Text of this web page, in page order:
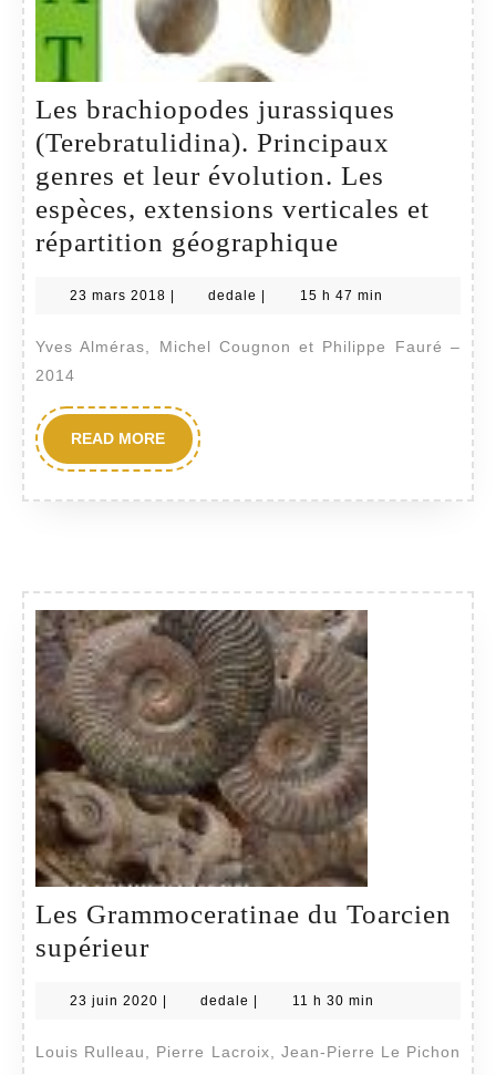
Les brachiopodes jurassiques
(Terebratulidina). Principaux
genres et leur évolution. Les
espèces, extensions verticales et
répartition géographique
jurassiques
évolution.
extensions
verticales
et
répartition
23 mars 2018 23
| dedale dedale
| 15 h 47 min
Yves Alméras, Michel Cougnon et Philippe Fauré –
2014
READ MOREREAD
MORE
Les Grammoceratinae du Toarcien
supérieurLes
du
Toarcien
23 juin 2020 23
dedale dedale11 h 30 min
Louis Rulleau, Pierre Lacroix, Jean-Pierre Le Pichon